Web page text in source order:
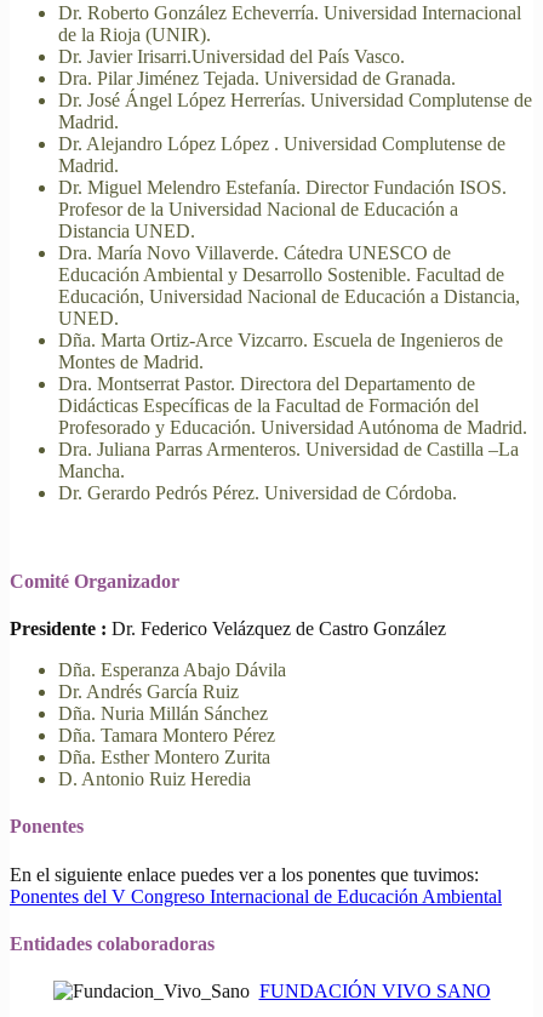
Dr. Roberto González Echeverría. Universidad Internacional
de la Rioja (UNIR).
Dr. Javier Irisarri.Universidad del País Vasco.
Dra. Pilar Jiménez Tejada. Universidad de Granada.
Dr. José Ángel López Herrerías. Universidad Complutense de
Madrid.
Dr. Alejandro López López . Universidad Complutense de
Madrid.
Dr. Miguel Melendro Estefanía. Director Fundación ISOS.
Profesor de la Universidad Nacional de Educación a
Distancia UNED.
Dra. María Novo Villaverde. Cátedra UNESCO de
Educación Ambiental y Desarrollo Sostenible. Facultad de
Educación, Universidad Nacional de Educación a Distancia,
UNED.
Dña. Marta Ortiz-Arce Vizcarro. Escuela de Ingenieros de
Montes de Madrid.
Dra. Montserrat Pastor. Directora del Departamento de
Didácticas Específicas de la Facultad de Formación del
Profesorado y Educación. Universidad Autónoma de Madrid.
Dra. Juliana Parras Armenteros. Universidad de Castilla –La
Mancha.
Dr. Gerardo Pedrós Pérez. Universidad de Córdoba.
Comité Organizador
Presidente : Dr. Federico Velázquez de Castro González
Dña. Esperanza Abajo Dávila
Dr. Andrés García Ruiz
Dña. Nuria Millán Sánchez
Dña. Tamara Montero Pérez
Dña. Esther Montero Zurita
D. Antonio Ruiz Heredia
Ponentes
En el siguiente enlace puedes ver a los ponentes que tuvimos:
Ponentes del V Congreso Internacional de Educación Ambiental
Entidades colaboradoras
FUNDACIÓN VIVO SANO